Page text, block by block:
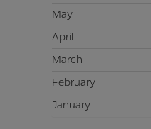
May
April
March
February
January